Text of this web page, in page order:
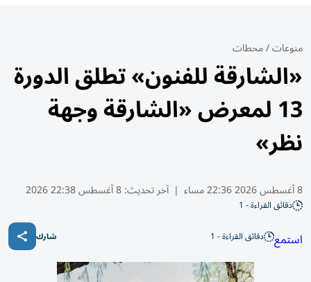
منوعات/محطات
«الشارقة للفنون» تطلق الدورة
13 لمعرض «الشارقة وجهة
نظر»
8 أغسطس 2026 22:36 مساء | آخر تحديث:8 أغسطس 22:38 2026
دقائق القراءة - 1
استمع دقائق القراءة - 1 شارك